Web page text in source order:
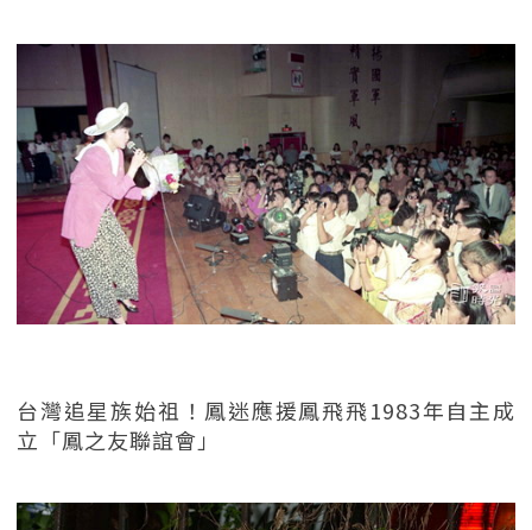
台灣追星族始祖！鳳迷應援鳳飛飛1983年自主成
立「鳳之友聯誼會」